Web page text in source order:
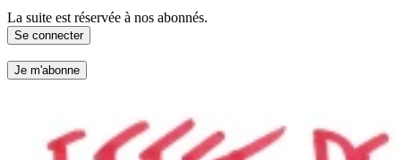
La suite est réservée à nos abonnés.
Se connecter
Je m'abonne